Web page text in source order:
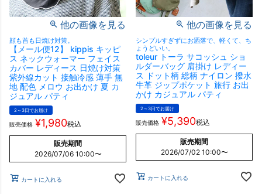
他の画像を見る
顔も首も日焼け対策。
【メール便12】 kippis キッピ
ス ネックウォーマー フェイス
カバー レディース 日焼け対策
紫外線カット 接触冷感 薄手 無
地 配色 メロウ お出かけ 夏 カ
ジュアル パティ
2～3日でお届け
販売価格 ¥1,980税込
販売期間
2026/07/06 10:00〜
カートに入れる
他の画像を見る
シンプルすぎずにお洒落で、軽くて、ち
ょうどいい。
toleur トーラ サコッシュ ショ
ルダーバッグ 肩掛け レディー
ス ドット柄 総柄 ナイロン 撥水
牛革 ジップポケット 旅行 お出
かけ カジュアル パティ
2～3日でお届け
販売価格 ¥5,390税込
販売期間
2026/07/02 10:00〜
カートに入れる